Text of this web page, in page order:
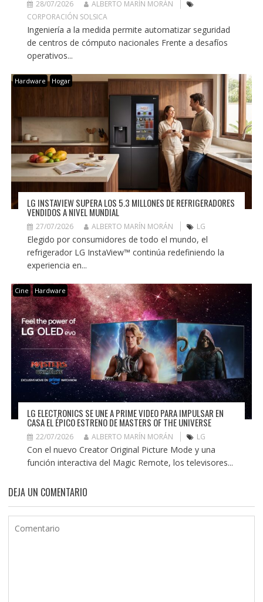
28/07/2026
ALBERTO MARÍN MORÁN
CORPORACIÓN SOLSICA
Ingeniería a la medida permite automatizar seguridad
de centros de cómputo nacionales Frente a desafíos
operativos...
Hardware Hogar
LG INSTAVIEW SUPERA LOS 5.3 MILLONES DE REFRIGERADORES
VENDIDOS A NIVEL MUNDIAL
27/07/2026 ALBERTO MARÍN MORÁN LG
Elegido por consumidores de todo el mundo, el
refrigerador LG InstaView™ continúa redefiniendo la
experiencia en...
Cine Hardware
LG ELECTRONICS SE UNE A PRIME VIDEO PARA IMPULSAR EN
CASA EL ÉPICO ESTRENO DE MASTERS OF THE UNIVERSE
22/07/2026 ALBERTO MARÍN MORÁN LG
Con el nuevo Creator Original Picture Mode y una
función interactiva del Magic Remote, los televisores...
DEJA UN COMENTARIO